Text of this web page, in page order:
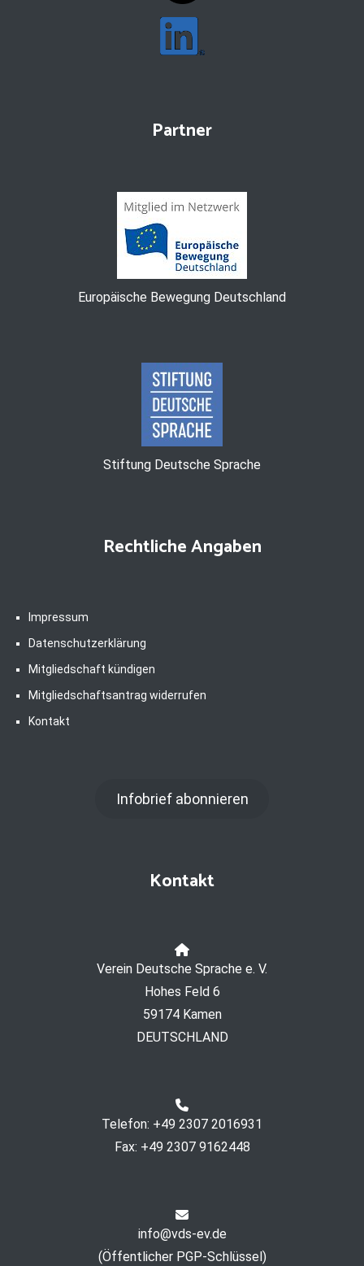
Partner
Europäische Bewegung Deutschland
Stiftung Deutsche Sprache
Rechtliche Angaben
Impressum
Datenschutzerklärung
Mitgliedschaft kündigen
Mitgliedschaftsantrag widerrufen
Kontakt
Infobrief abonnieren
Kontakt
Verein Deutsche Sprache e. V.
Hohes Feld 6
59174 Kamen
DEUTSCHLAND
Telefon: +49 2307 2016931
Fax: +49 2307 9162448
info@vds-ev.de
(Öffentlicher PGP-Schlüssel)